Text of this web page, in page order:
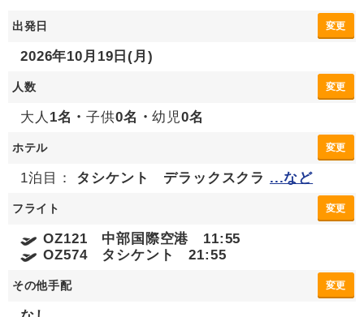
出発日 変更
2026年10月19日(月)
人数 変更
大人 1名・子供0名・幼児0名
ホテル 変更
1泊目： タシケント デラックスクラ ...など
フライト 変更
OZ121 中部国際空港 11:55
OZ574 タシケント 21:55
その他手配 変更